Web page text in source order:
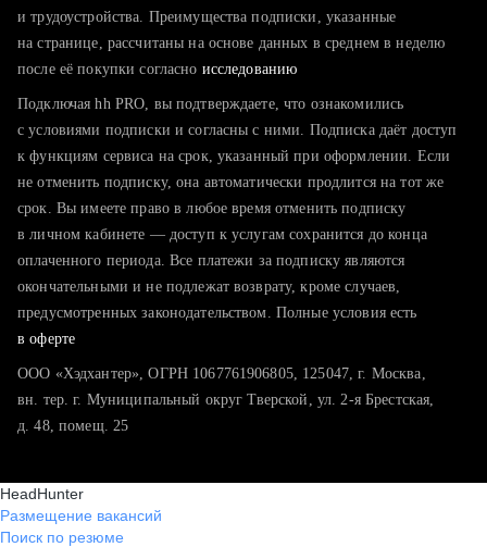
тратите много времени на поиск и вручную поднимаете
хотите сравнить себя с конкурентами и оценить шансы
и трудоустройства. Преимущества подписки, указанные
на странице, рассчитаны на основе данных в среднем в неделю
после её покупки согласно исследованию
Подключая hh PRO, вы подтверждаете, что ознакомились
с условиями подписки и согласны с ними. Подписка даёт доступ
к функциям сервиса на срок, указанный при оформлении. Если
не отменить подписку, она автоматически продлится на тот же
срок. Вы имеете право в любое время отменить подписку
в личном кабинете — доступ к услугам сохранится до конца
оплаченного периода. Все платежи за подписку являются
окончательными и не подлежат возврату, кроме случаев,
предусмотренных законодательством. Полные условия есть
в оферте
ООО «Хэдхантер», ОГРН 1067761906805, 125047, г. Москва,
вн. тер. г. Муниципальный округ Тверской, ул. 2-я Брестская,
д. 48, помещ. 25
HeadHunter
Размещение вакансий
Поиск по резюме